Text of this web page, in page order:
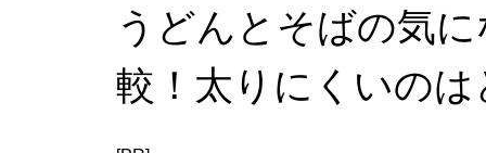
うどんとそばの気
較！太りにくいのは